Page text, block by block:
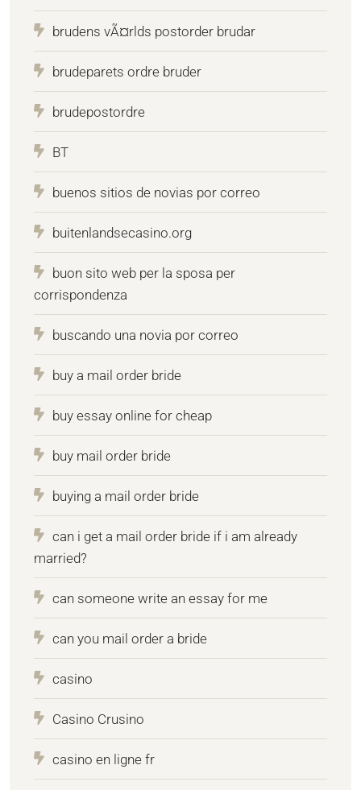
brudens vÃ¤rlds postorder brudar
brudeparets ordre bruder
brudepostordre
BT
buenos sitios de novias por correo
buitenlandsecasino.org
buon sito web per la sposa per
corrispondenza
buscando una novia por correo
buy a mail order bride
buy essay online for cheap
buy mail order bride
buying a mail order bride
can i get a mail order bride if i am already
married?
can someone write an essay for me
can you mail order a bride
casino
Casino Crusino
casino en ligne fr